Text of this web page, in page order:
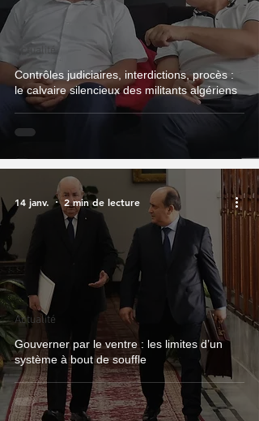
Contrôles judiciaires, interdictions, procès :
le calvaire silencieux des militants algériens
Actualité
Gouverner par le ventre : les limites d’un
système à bout de souffle
Actualité
14 janv. 2 min de lecture